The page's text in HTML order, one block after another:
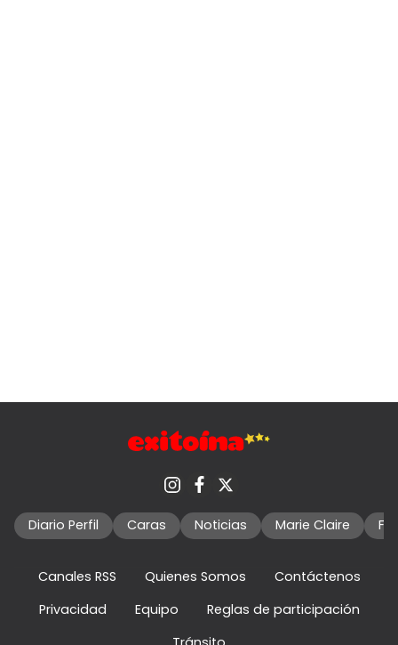
Diario Perfil Caras Noticias Marie Claire
Canales RSS Quienes Somos
Contáctenos
Privacidad
Equipo
Reglas de participación